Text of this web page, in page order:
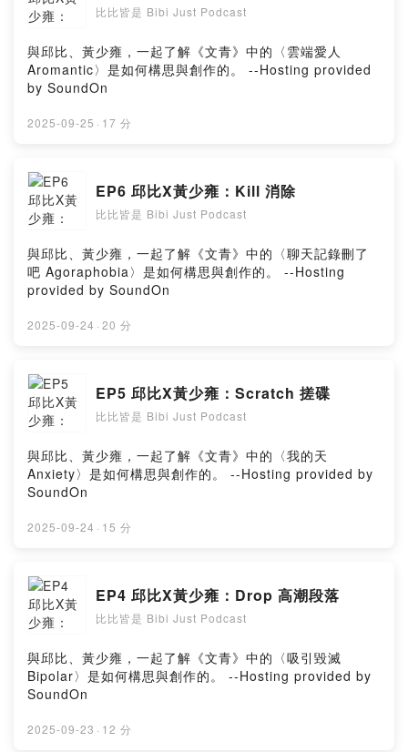
比比皆是 Bibi Just Podcast
與邱比、黃少雍，一起了解《文青》中的〈雲端愛人
Aromantic〉是如何構思與創作的。 --Hosting provided
by SoundOn
2025-09-25 · 17 分
EP6 邱比X黃少雍：Kill 消除
比比皆是 Bibi Just Podcast
與邱比、黃少雍，一起了解《文青》中的〈聊天記錄刪了
吧 Agoraphobia〉是如何構思與創作的。 --Hosting
provided by SoundOn
2025-09-24 · 20 分
EP5 邱比X黃少雍：Scratch 搓碟
比比皆是 Bibi Just Podcast
與邱比、黃少雍，一起了解《文青》中的〈我的天
Anxiety〉是如何構思與創作的。 --Hosting provided by
SoundOn
2025-09-24 · 15 分
EP4 邱比X黃少雍：Drop 高潮段落
比比皆是 Bibi Just Podcast
與邱比、黃少雍，一起了解《文青》中的〈吸引毀滅
Bipolar〉是如何構思與創作的。 --Hosting provided by
SoundOn
2025-09-23 · 12 分